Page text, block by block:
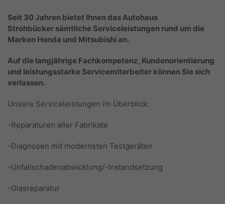
Seit 30 Jahren bietet Ihnen das Autohaus
Strohbücker sämtliche Serviceleistungen rund um die
Marken Honda und Mitsubishi an.
Auf die langjährige Fachkompetenz, Kundenorientierung
und leistungsstarke Servicemitarbeiter können Sie sich
verlassen.
Unsere Serviceleistungen im Überblick:
-Reparaturen aller Fabrikate
-Diagnosen mit modernsten Testgeräten
-Unfallschadenabwicklung/-Instandsetzung
-Glasreparatur